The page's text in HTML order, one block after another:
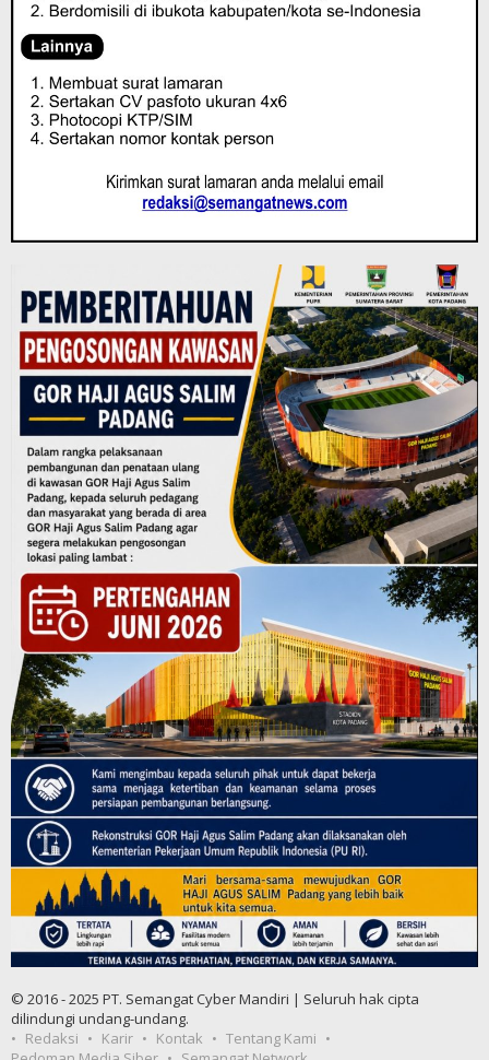
© 2016 - 2025 PT. Semangat Cyber Mandiri | Seluruh hak cipta
dilindungi undang-undang.
Redaksi
Karir Kontak
Tentang Kami